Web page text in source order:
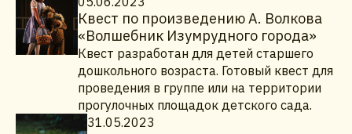
Квест по произведению А. Волкова
«Волшебник Изумрудного города»
Квест разработан для детей старшего
дошкольного возраста. Готовый квест для
проведения в группе или на территории
прогулочных площадок детского сада.
31.05.2023